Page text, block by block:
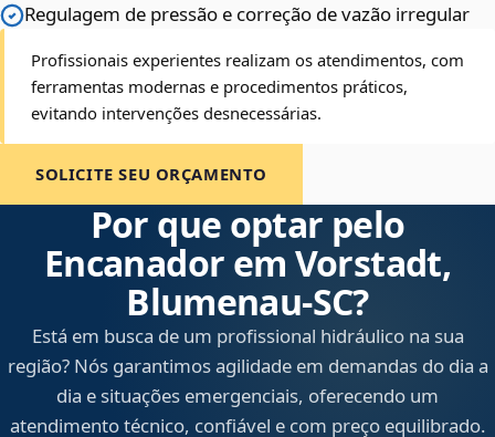
Regulagem de pressão e correção de vazão irregular
Profissionais experientes realizam os atendimentos, com
ferramentas modernas e procedimentos práticos,
evitando intervenções desnecessárias.
SOLICITE SEU ORÇAMENTO
Por que optar pelo
Encanador em Vorstadt,
Blumenau‑SC?
Está em busca de um profissional hidráulico na sua
região? Nós garantimos agilidade em demandas do dia a
dia e situações emergenciais, oferecendo um
atendimento técnico, confiável e com preço equilibrado.